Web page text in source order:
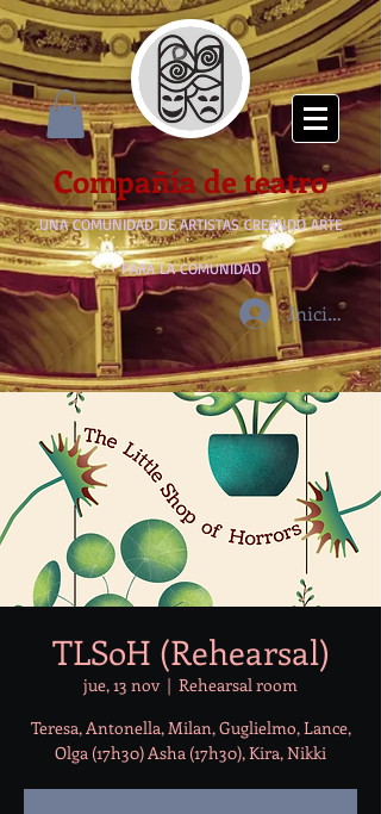
Compañía de teatro
UNA COMUNIDAD DE ARTISTAS CREANDO ARTE
PARA LA COMUNIDAD
Iniciar
TLSoH (Rehearsal)
jue, 13 nov
  |
Rehearsal room
Teresa, Antonella, Milan, Guglielmo, Lance,
Olga (17h30) Asha (17h30), Kira, Nikki